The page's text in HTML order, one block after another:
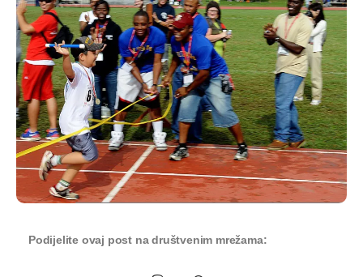
Podijelite ovaj post na društvenim mrežama: